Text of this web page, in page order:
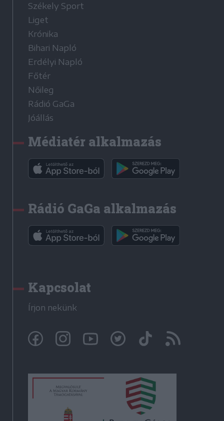
Székely Sport
Liget
Krónika
Bihari Napló
Erdélyi Napló
Főtér
Nőileg
Rádió GaGa
Jóállás
Médiatér alkalmazás
Rádió GaGa alkalmazás
Kapcsolat
Írjon nekünk